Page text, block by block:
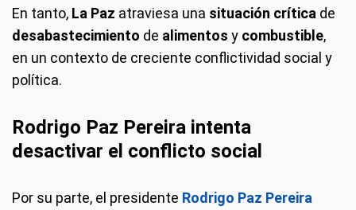
En tanto, La Paz atraviesa una situación crítica de
desabastecimiento de alimentos y combustible,
en un contexto de creciente conflictividad social y
política.
Rodrigo Paz Pereira intenta
desactivar el conflicto social
Por su parte, el presidente Rodrigo Paz Pereira